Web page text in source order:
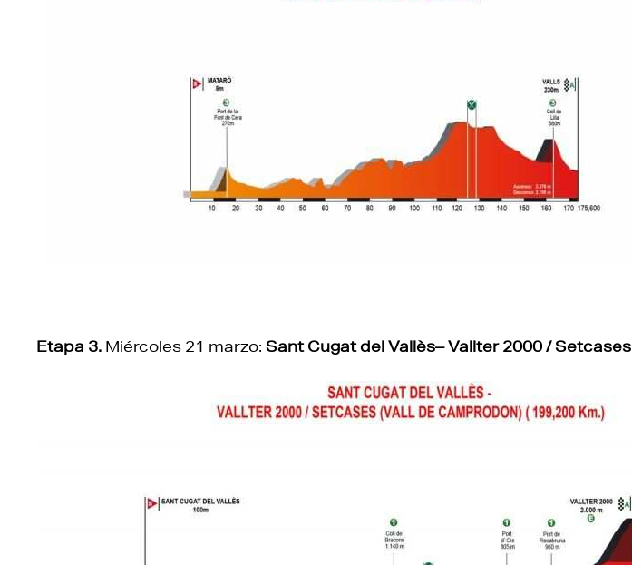
Etapa 3. Miércoles 21 marzo: Sant Cugat del Vallès– Vallter 2000 / Setcases